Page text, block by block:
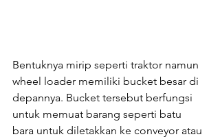
Bentuknya mirip seperti traktor namun
wheel loader memiliki bucket besar di
depannya. Bucket tersebut berfungsi
untuk memuat barang seperti batu
bara untuk diletakkan ke conveyor atau